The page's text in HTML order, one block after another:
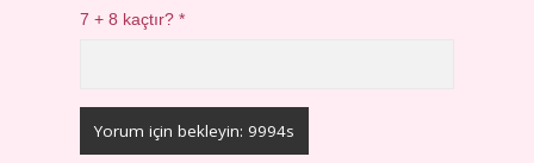
7 + 8 kaçtır?*